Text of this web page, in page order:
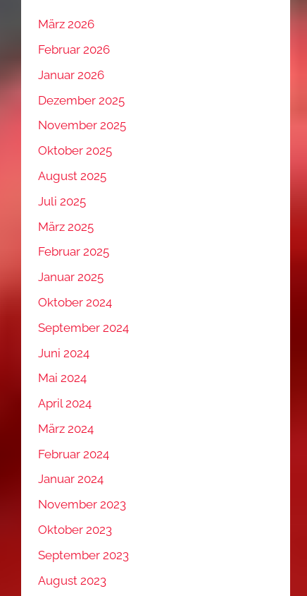
März 2026
Februar 2026
Januar 2026
Dezember 2025
November 2025
Oktober 2025
August 2025
Juli 2025
März 2025
Februar 2025
Januar 2025
Oktober 2024
September 2024
Juni 2024
Mai 2024
April 2024
März 2024
Februar 2024
Januar 2024
November 2023
Oktober 2023
September 2023
August 2023